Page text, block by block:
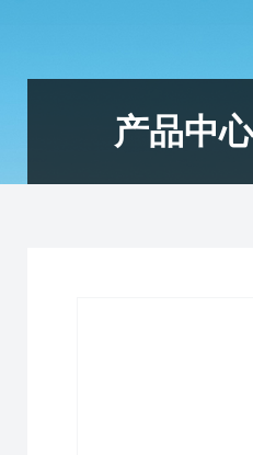
产品中心